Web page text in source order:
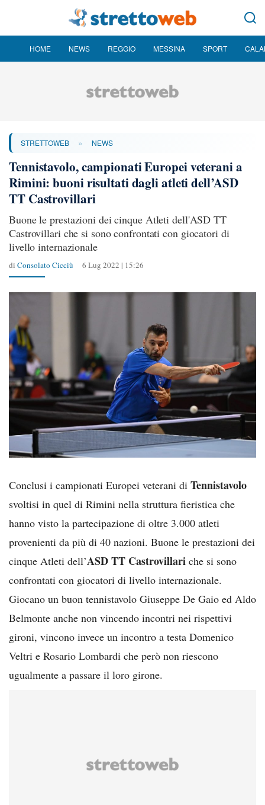
HOME NEWS REGGIO MESSINA SPORT
STRETTOWEB » NEWS
Tennistavolo, campionati Europei veterani a
Rimini: buoni risultati dagli atleti dell’ASD
TT Castrovillari
Buone le prestazioni dei cinque Atleti dell'ASD TT
Castrovillari che si sono confrontati con giocatori di
livello internazionale
di Consolato Cicciù 6 Lug 2022 | 15:26
Conclusi i campionati Europei veterani di Tennistavolo
svoltisi in quel di Rimini nella struttura fieristica che
hanno visto la partecipazione di oltre 3.000 atleti
provenienti da più di 40 nazioni. Buone le prestazioni dei
cinque Atleti dell’ASD TT Castrovillari che si sono
confrontati con giocatori di livello internazionale.
Giocano un buon tennistavolo Giuseppe De Gaio ed Aldo
Belmonte anche non vincendo incontri nei rispettivi
gironi, vincono invece un incontro a testa Domenico
Veltri e Rosario Lombardi che però non riescono
ugualmente a passare il loro girone.